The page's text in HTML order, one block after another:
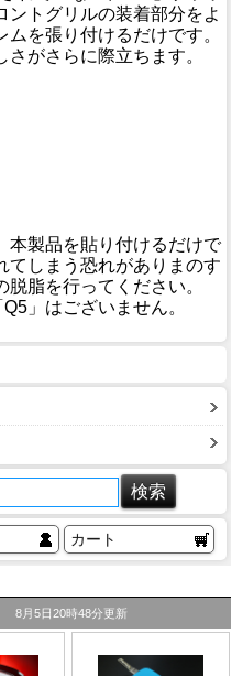
ントグリルの装着部分をよ
を張り付けるだけです。
がさらに際立ちます。
本製品を貼り付けるだけで
てしまう恐れがありまのす
脂を行ってください。
」はございません。
カート